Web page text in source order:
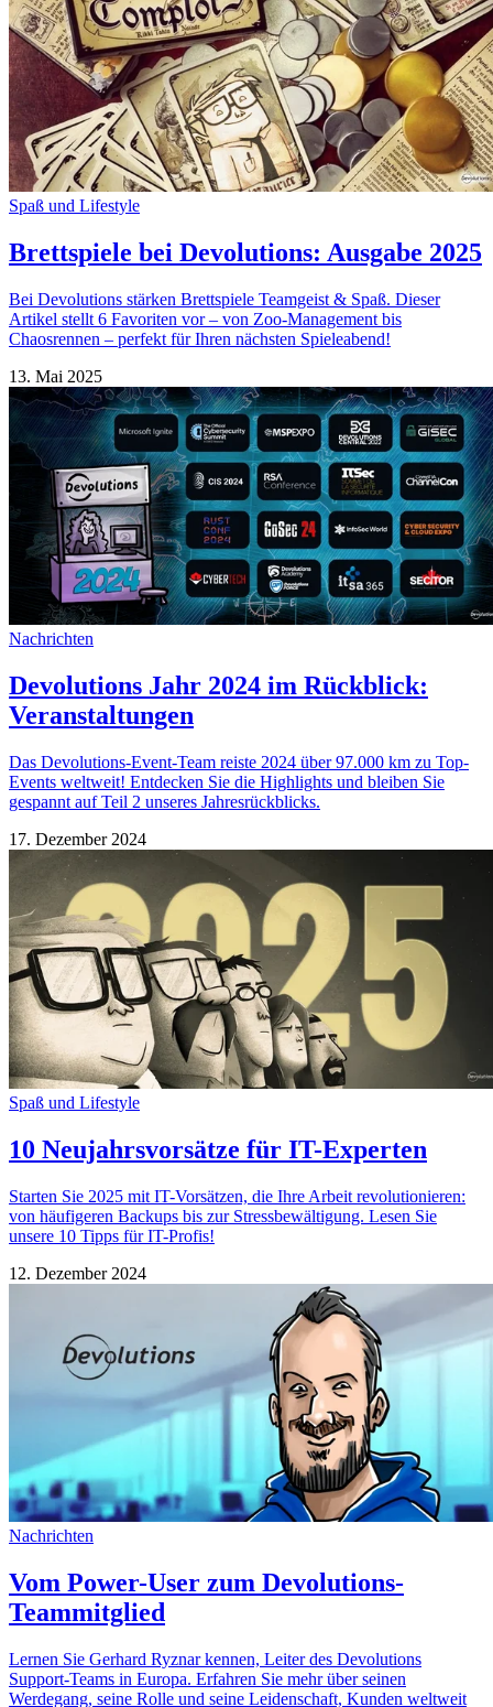
Spaß und Lifestyle
Brettspiele bei Devolutions: Ausgabe 2025
Bei Devolutions stärken Brettspiele Teamgeist & Spaß. Dieser
Artikel stellt 6 Favoriten vor – von Zoo-Management bis
Chaosrennen – perfekt für Ihren nächsten Spieleabend!
13. Mai 2025
Nachrichten
Devolutions Jahr 2024 im Rückblick:
Veranstaltungen
Das Devolutions-Event-Team reiste 2024 über 97.000 km zu Top-
Events weltweit! Entdecken Sie die Highlights und bleiben Sie
gespannt auf Teil 2 unseres Jahresrückblicks.
17. Dezember 2024
Spaß und Lifestyle
10 Neujahrsvorsätze für IT-Experten
Starten Sie 2025 mit IT-Vorsätzen, die Ihre Arbeit revolutionieren:
von häufigeren Backups bis zur Stressbewältigung. Lesen Sie
unsere 10 Tipps für IT-Profis!
12. Dezember 2024
Nachrichten
Vom Power-User zum Devolutions-
Teammitglied
Lernen Sie Gerhard Ryznar kennen, Leiter des Devolutions
Support-Teams in Europa. Erfahren Sie mehr über seinen
Werdegang, seine Rolle und seine Leidenschaft, Kunden weltweit